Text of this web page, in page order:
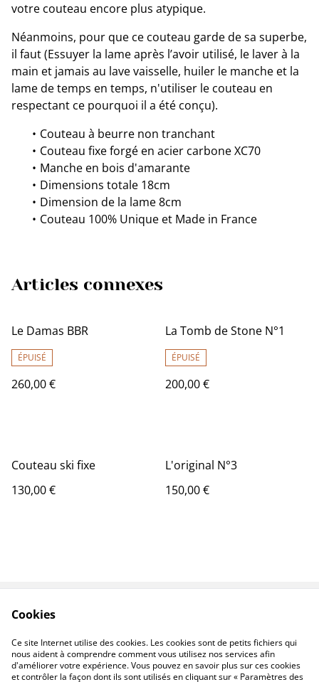
votre couteau encore plus atypique.
Néanmoins, pour que ce couteau garde de sa superbe,
il faut (Essuyer la lame après l’avoir utilisé, le laver à la
main et jamais au lave vaisselle, huiler le manche et la
lame de temps en temps, n'utiliser le couteau en
respectant ce pourquoi il a été conçu).
Couteau à beurre non tranchant
Couteau fixe forgé en acier carbone XC70
Manche en bois d'amarante
Dimensions totale 18cm
Dimension de la lame 8cm
Couteau 100% Unique et Made in France
Articles connexes
Le Damas BBR
ÉPUISÉ
260,00 €
La Tomb de Stone N°1
ÉPUISÉ
200,00 €
Couteau ski fixe
130,00 €
L'original N°3
150,00 €
Politique de
confidentialité
Politique de cookies
Cookies
Ce site Internet utilise des cookies. Les cookies sont de petits fichiers qui
nous aident à comprendre comment vous utilisez nos services afin
d'améliorer votre expérience. Vous pouvez en savoir plus sur ces cookies
et contrôler la façon dont ils sont utilisés en cliquant sur « Paramètres des